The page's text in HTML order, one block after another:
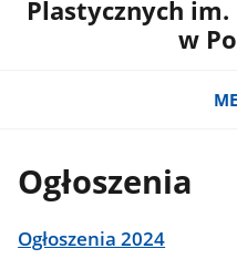
Plastycznych
w
Ogłoszenia
Ogłoszenia 2024